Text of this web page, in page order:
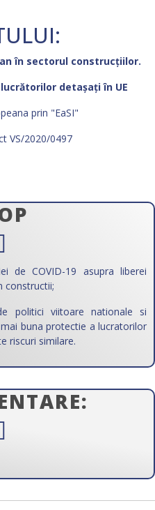
în sectorul construcțiilor.
detașați în UE
prin "EaSI"
VS/2020/0497
de COVID-19 asupra liberei
constructii;
politici viitoare nationale si
buna protectie a lucratorilor
riscuri similare.